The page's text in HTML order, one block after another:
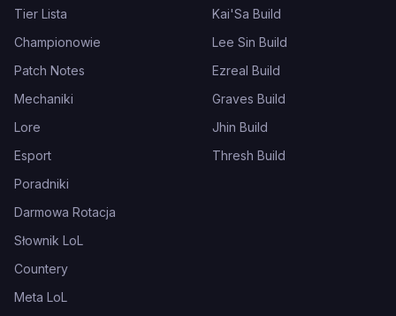
Tier Lista
Championowie
Patch Notes
Mechaniki
Lore
Esport
Poradniki
Darmowa Rotacja
Słownik LoL
Countery
Meta LoL
Kai'Sa Build
Lee Sin Build
Ezreal Build
Graves Build
Jhin Build
Thresh Build